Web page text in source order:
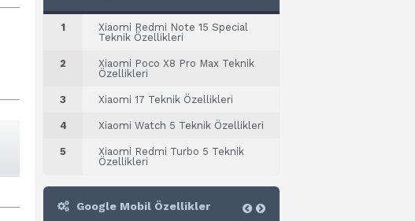
1
Xiaomi Redmi Note 15 Special
Teknik Özellikleri
2
Xiaomi Poco X8 Pro Max Teknik
Özellikleri
3 Xiaomi 17 Teknik Özellikleri
4 Xiaomi Watch 5 Teknik Özellikleri
5
Xiaomi Redmi Turbo 5 Teknik
Özellikleri
Google Mobil Özellikler